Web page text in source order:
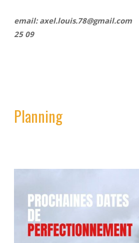
email:
25 09
Planning